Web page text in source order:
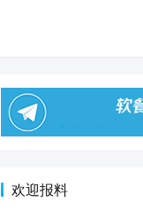
欢迎报料